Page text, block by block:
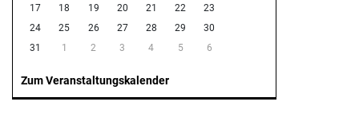
17
18 19 20 21 22
23
24
25 26 27 28 29
30
31
1 2 3 4 5 6
Zum Veranstaltungskalender